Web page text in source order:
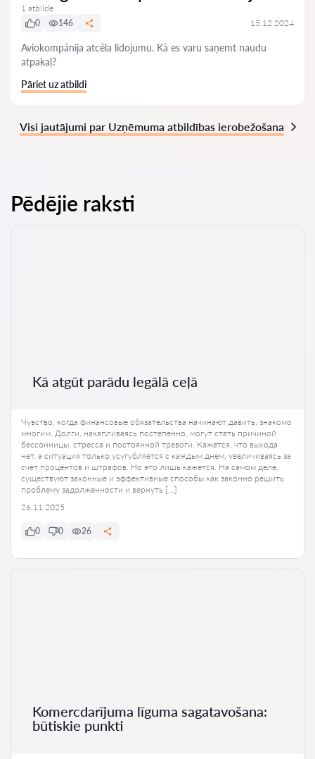
1 atbilde
0
146 15.12.2024
Aviokompānija atcēla lidojumu. Kā es varu saņemt naudu
atpakaļ?
Pāriet uz atbildi
Visi jautājumi par Uzņēmuma atbildības ierobežošana
Pēdējie raksti
Kā atgūt parādu legālā ceļā
Чувство, когда финансовые обязательства начинают давить, знакомо
многим. Долги, накапливаясь постепенно, могут стать причиной
бессонницы, стресса и постоянной тревоги. Кажется, что выхода
нет, а ситуация только усугубляется с каждым днем, увеличиваясь за
счет процентов и штрафов. Но это лишь кажется. На самом деле,
существуют законные и эффективные способы как законно решить
проблему задолженности и вернуть […]
26.11.2025
0 0 26
Komercdarījuma līguma sagatavošana:
būtiskie punkti